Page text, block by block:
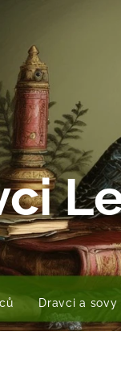
Dravci a sovy